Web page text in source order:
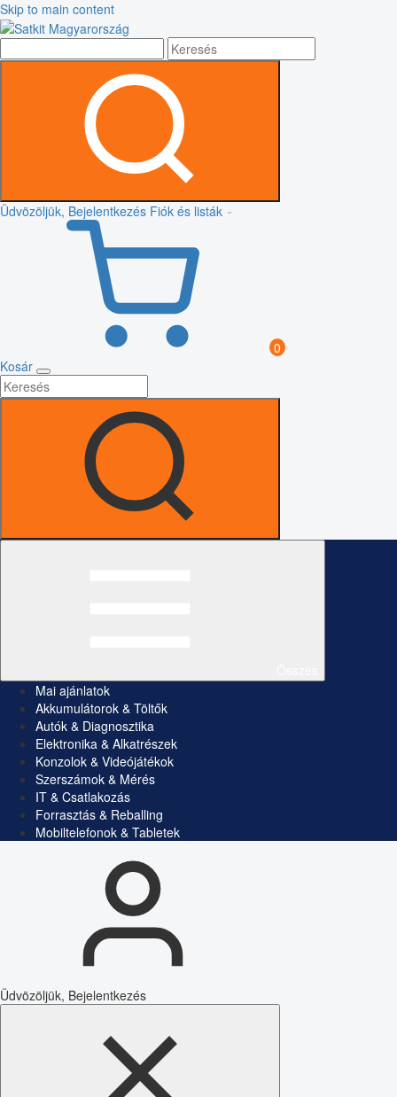
Skip to main content
Üdvözöljük, Bejelentkezés Fiók és listák
0
Kosár
Mai ajánlatok
Akkumulátorok & Töltők
Autók & Diagnosztika
Elektronika & Alkatrészek
Konzolok & Videójátékok
Szerszámok & Mérés
IT & Csatlakozás
Forrasztás & Reballing
Mobiltelefonok & Tabletek
Üdvözöljük, Bejelentkezés